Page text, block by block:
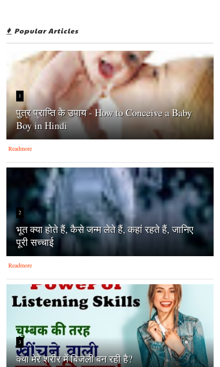
Popular Articles
1
पुत्र प्राप्ति के उपाय - How to Conceive a Baby
Boy in Hindi
Readmore
2
भूत क्या होते हैं, कैसे जन्म लेते हैं, कहां रहते हैं, जानिए
पूरी सच्चाई
Readmore
3
क्‍या मेरे शरीर में बिजली बन रही है?